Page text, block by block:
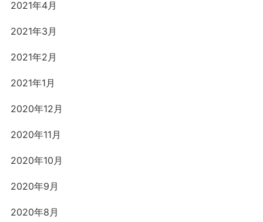
2021年4月
2021年3月
2021年2月
2021年1月
2020年12月
2020年11月
2020年10月
2020年9月
2020年8月